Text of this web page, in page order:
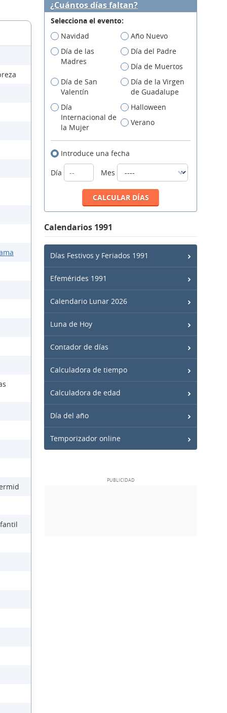
¿Cuántos días faltan?
Selecciona el evento:
Navidad
Año Nuevo
Día de las
Madres
Día del Padre
Día de Muertos
Día de San
Valentín
Día de la Virgen
de Guadalupe
Día
Internacional de
la Mujer
Halloween
Verano
Introduce una fecha
Día
Mes
Calendarios 1991
Días Festivos y Feriados 1991
Efemérides 1991
Calendario Lunar 2026
Luna de Hoy
Contador de días
Calculadora de tiempo
Calculadora de edad
Día del año
Temporizador online